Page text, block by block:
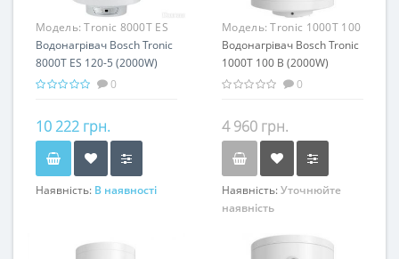
Модель:Tronic 8000T ES
120-5 (2000W)
Водонагрівач Bosch Tronic
8000T ES 120-5 (2000W)
0
10 222 грн.
Наявність: В наявності
Модель:Tronic 1000T 100
B
Водонагрівач Bosch Tronic
1000T 100 B (2000W)
0
4 960 грн.
Наявність:Уточнюйте
наявність